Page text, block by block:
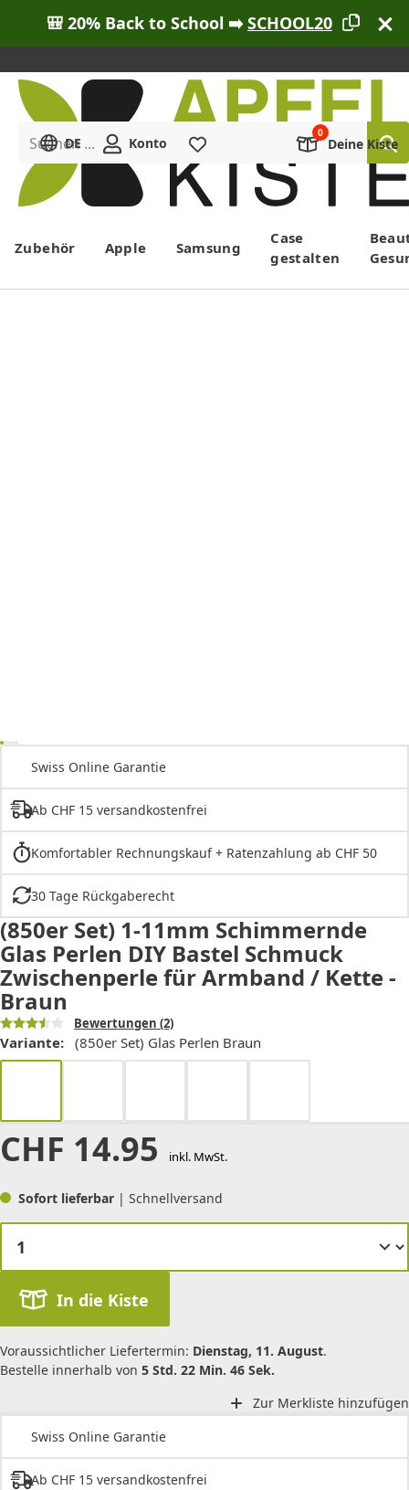
🎒 20% Back to School ➡️SCHOOL20
Menü
Suchen ...
DE Konto Deine Kiste
Zubehör Apple Samsung
Case
gestalten
Swiss Online Garantie
Ab CHF 15 versandkostenfrei
Komfortabler Rechnungskauf + Ratenzahlung ab CHF 50
30 Tage Rückgaberecht
(850er Set) 1-11mm Schimmernde
Glas Perlen DIY Bastel Schmuck
Zwischenperle für Armband / Kette -
Braun
Bewertungen (2)
Variante: (850er Set) Glas Perlen Braun
CHF 14.95 inkl. MwSt.
Sofort lieferbar | Schnellversand
In die Kiste
Voraussichtlicher Liefertermin: Dienstag, 11. August.
Bestelle innerhalb von 5 Std. 22 Min. 46 Sek.
Zur Merkliste hinzufügen
Swiss Online Garantie
Ab CHF 15 versandkostenfrei